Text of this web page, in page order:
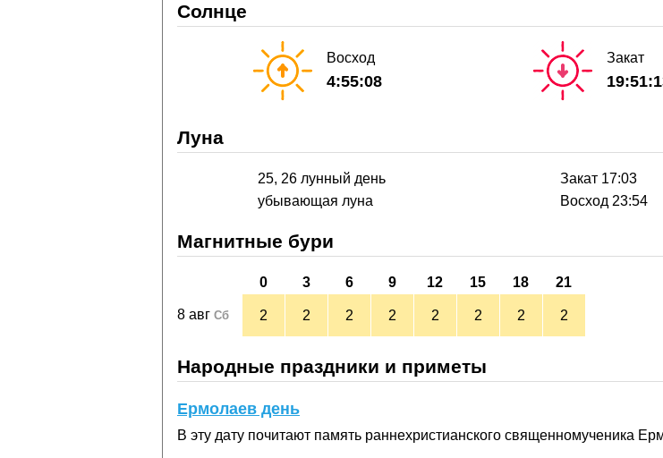
Солнце
Восход
4:55:08
Закат
Луна
25, 26 лунный день
убывающая луна
Закат 17:03
Восход 23:54
Магнитные бури
0 3 6 9 12 15 18 21
8 авг Сб 2 2 2 2 2 2 2 2
Народные праздники и приметы
Ермолаев день
В эту дату почитают память раннехристианского священномученика